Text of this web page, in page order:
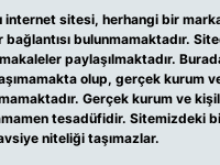
internet sitesi, herhangi bir
bulunmamaktadır.
makaleler paylaşılmaktadır.
olup, gerçek kurum
Gerçek kurum ve
tesadüfidir. Sitemizdeki
niteliği taşımazlar.